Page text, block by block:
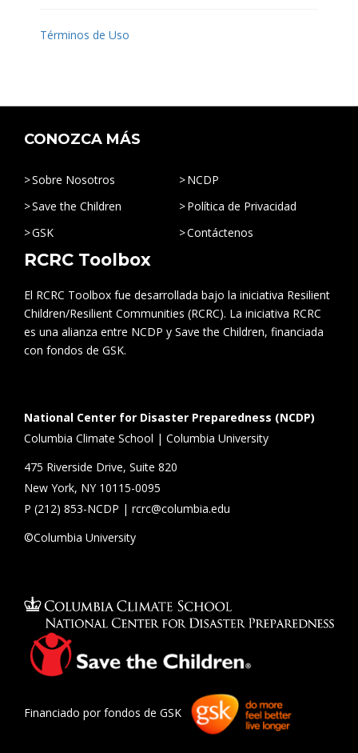
Términos de Uso
CONOZCA MÁS
Sobre Nosotros
NCDP
Save the Children
Política de Privacidad
GSK
Contáctenos
RCRC Toolbox
El RCRC Toolbox fue desarrollada bajo la iniciativa Resilient
Children/Resilient Communities (RCRC). La iniciativa RCRC
es una alianza entre NCDP y Save the Children, financiada
con fondos de GSK.
National Center for Disaster Preparedness (NCDP)
Columbia Climate School | Columbia University
475 Riverside Drive, Suite 820
New York, NY 10115-0095
P (212) 853-NCDP | rcrc@columbia.edu
©Columbia University
Financiado por fondos de GSK